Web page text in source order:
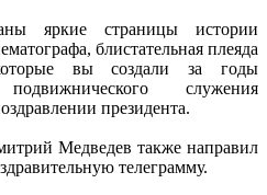
яркие страницы истории
блистательная плеяда
вы создали за годы
служения
президента.
Медведев также направил
телеграмму.